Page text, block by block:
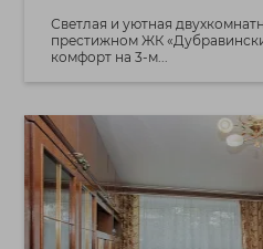
Светлая и уютная
престижном ЖК
комфорт на 3-м...